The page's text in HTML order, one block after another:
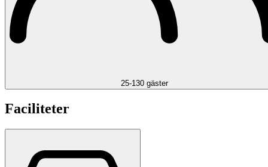
25-130 gäster
Faciliteter